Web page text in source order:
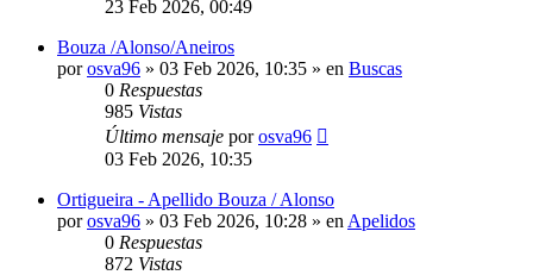
23 Feb 2026, 00:49
Bouza /Alonso/Aneiros
porosva96 » 03 Feb 2026, 10:35 » en Buscas
0 Respuestas
985 Vistas
Último mensaje porosva96
03 Feb 2026, 10:35
Ortigueira - Apellido Bouza / Alonso
porosva96 » 03 Feb 2026, 10:28 » en Apelidos
0 Respuestas
872 Vistas